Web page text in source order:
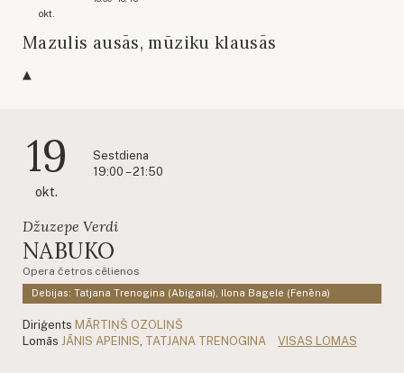
okt.
Mazulis ausās, mūziku klausās
19
okt.
Sestdiena
19:00 – 21:50
Džuzepe Verdi
NABUKO
Opera četros cēlienos
Debijas: Tatjana Trenogina (Abigaila), Ilona Bagele (Fenēna)
Diriģents MĀRTIŅŠ OZOLIŅŠ
Lomās JĀNIS APEINIS TATJANA TRENOGINA VISAS LOMAS